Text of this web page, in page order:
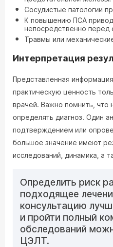
Сосудистые патологии
К повышению ПСА
непосредственно перед
Травмы или
Интерпретация
Представленная
практическую ценность
врачей. Важно помнить, что
определять диагноз. Один
подтверждением или
большое значение имеют
исследований, динамика, а
Определить риск
подходящее
консультацию
и пройти полный
обследований
ЦЭЛТ.